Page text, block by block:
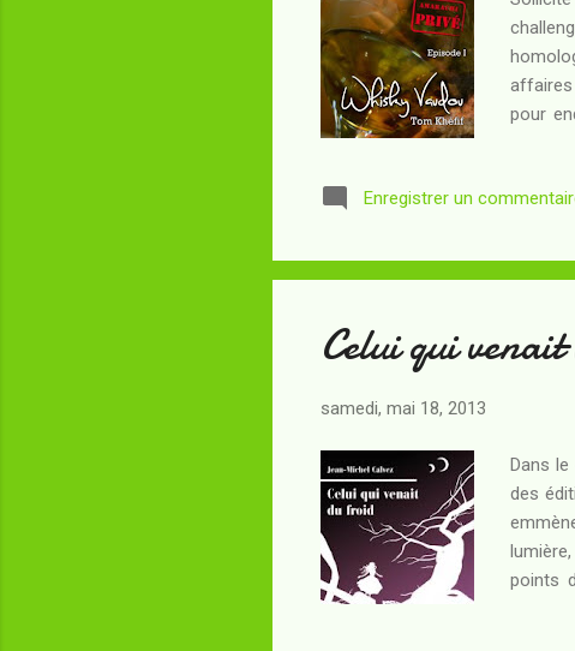
pour
pas
Enregistrer un
Celui qui
samedi, mai 18, 2013
Dans
des
points